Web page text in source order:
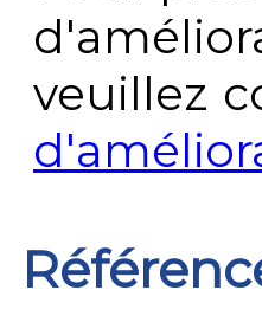
veuillez